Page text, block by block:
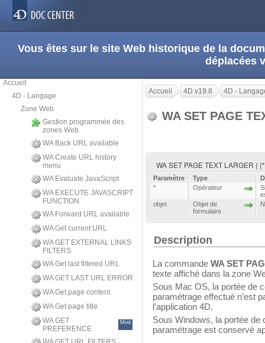
Vous êtes sur le site Web historique de la
déplacées
Accueil
4D - Langage
Zone Web
Gestion programmée des
zones Web
WA Back URL available
WA Create URL history
menu
WA Evaluate JavaScript
WA EXECUTE JAVASCRIPT
FUNCTION
WA Forward URL available
WA Get current URL
WA GET EXTERNAL LINKS
FILTERS
WA Get last filtered URL
WA GET LAST URL ERROR
WA Get page content
WA Get page title
WA GET
PREFERENCE
Mod
Accueil 4D v19.8 4D -
WA SET PAGE
WA SET PAGE TEXT LARGER (
Paramètre Type
*
Opérateur
objet
Objet de
formulaire
Description
La commande WA SET
texte affiché dans la zone
Sous Mac OS, la portée de
paramétrage effectué n’est
l’application 4D.
Sous Windows, la portée de
paramétrage est conservé